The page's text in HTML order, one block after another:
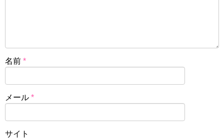
名前 *
メール *
サイト